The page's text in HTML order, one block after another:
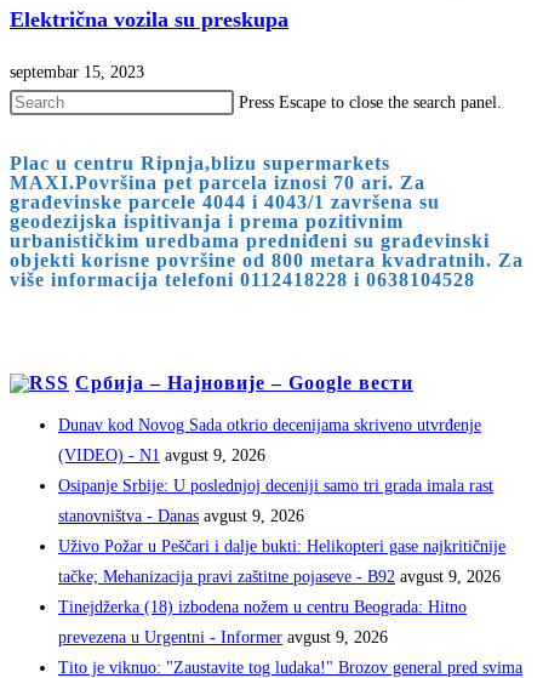
Električna vozila su preskupa
septembar 15, 2023
Press Escape to close the search panel.
Plac u centru Ripnja,blizu supermarkets
MAXI.Površina pet parcela iznosi 70 ari. Za
građevinske parcele 4044 i 4043/1 završena su
geodezijska ispitivanja i prema pozitivnim
urbanističkim uredbama predniđeni su građevinski
objekti korisne površine od 800 metara kvadratnih. Za
više informacija telefoni 0112418228 i 0638104528
Србија – Најновије – Google вести
Dunav kod Novog Sada otkrio decenijama skriveno utvrđenje
(VIDEO) - N1 avgust 9, 2026
Osipanje Srbije: U poslednjoj deceniji samo tri grada imala rast
stanovništva - Danas avgust 9, 2026
Uživo Požar u Peščari i dalje bukti: Helikopteri gase najkritičnije
tačke; Mehanizacija pravi zaštitne pojaseve - B92 avgust 9, 2026
Tinejdžerka (18) izbodena nožem u centru Beograda: Hitno
prevezena u Urgentni - Informer avgust 9, 2026
Tito je viknuo: "Zaustavite tog ludaka!" Brozov general pred svima